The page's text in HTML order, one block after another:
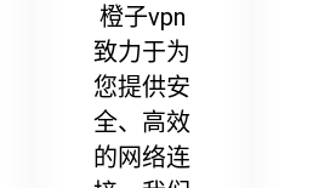
橙子vpn
致力于为
您提供安
全、高效
的网络连